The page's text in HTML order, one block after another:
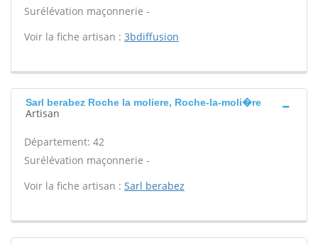
Surélévation maçonnerie -
Voir la fiche artisan : 3bdiffusion
Sarl berabez Roche la moliere, Roche-la-moli�re
Artisan
Département: 42
Surélévation maçonnerie -
Voir la fiche artisan : Sarl berabez